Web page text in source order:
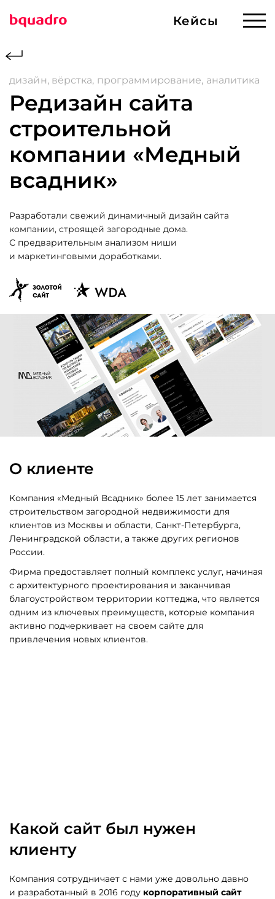
Кейсы
Кейсы
Услуги
Разработка ИИ
Создание сайтов
Продвижение
Web-приложения
и корпоративные
порталы
Техподдержка
и развитие
Битрикс 24
Сервисы и решения
Готовые решения
Сервисы
О компании
Магазин
Контакты
дизайн, вёрстка, программирование, аналитика
Редизайн сайта
строительной
компании «Медный
всадник»
Разработали свежий динамичный дизайн сайта
компании, строящей загородные дома.
С предварительным анализом ниши
и маркетинговыми доработками.
О клиенте
Компания «Медный Всадник» более 15 лет занимается
строительством загородной недвижимости для
клиентов из Москвы и области, Санкт-Петербурга,
Ленинградской области, а также других регионов
России.
Фирма предоставляет полный комплекс услуг, начиная
с архитектурного проектирования и заканчивая
благоустройством территории коттеджа, что является
одним из ключевых преимуществ, которые компания
активно подчеркивает на своем сайте для
привлечения новых клиентов.
Какой сайт был нужен
клиенту
Компания сотрудничает с нами уже довольно давно
и разработанный в 2016 году корпоративный сайт